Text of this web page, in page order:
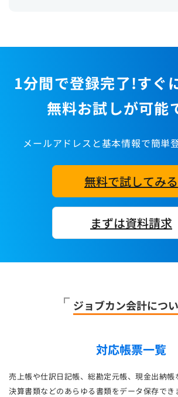
1分間で登録完了!すぐ
無料お試しが可能
メールアドレスと基本情報で簡単
無料で試してみる
まずは資料請求
ジョブカン会計につ
対応帳票一覧
売上帳や仕訳日記帳、総勘定元帳、現金出納帳
決算書類などのあらゆる書類をデータ保存でき